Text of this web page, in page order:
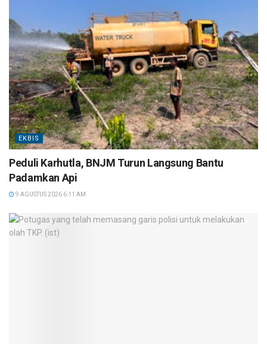
EKBIS
Peduli Karhutla, BNJM Turun Langsung Bantu
Padamkan Api
9 AGUSTUS 2026 6:11 AM